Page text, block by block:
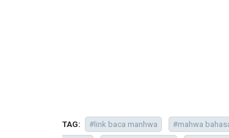
TAG:
#link baca manhwa #mahwa